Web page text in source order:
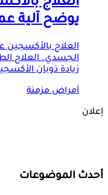
العلاج
يوضح آلية
العلاج بالأكسجين
الجسدي. العلاج
زيادة ذوبان
أمراض مزمنة
إعلان
أحدث الموضوعات